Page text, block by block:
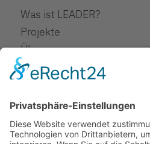
Was ist LEADER?
Projekte
Über uns
Downloads
Erklärung zur Barrierefreiheit